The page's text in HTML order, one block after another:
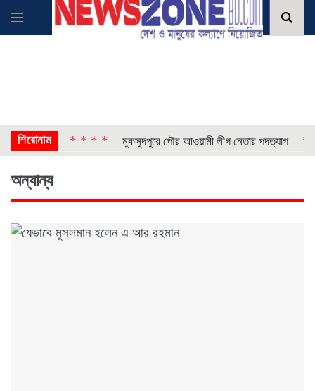
শিরোনাম* * * * মুকসুদপুরে পৌর আওয়ামী লীগ নেতার পদত্যাগ * * * *
অন্যান্য